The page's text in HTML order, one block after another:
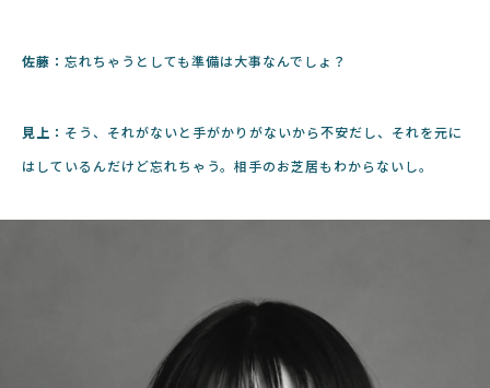
佐藤： 忘れちゃうとしても準備は大事なんでしょ？
見上： そう、それがないと手がかりがないから不安だし、それを元に
はしているんだけど忘れちゃう。相手のお芝居もわからないし。